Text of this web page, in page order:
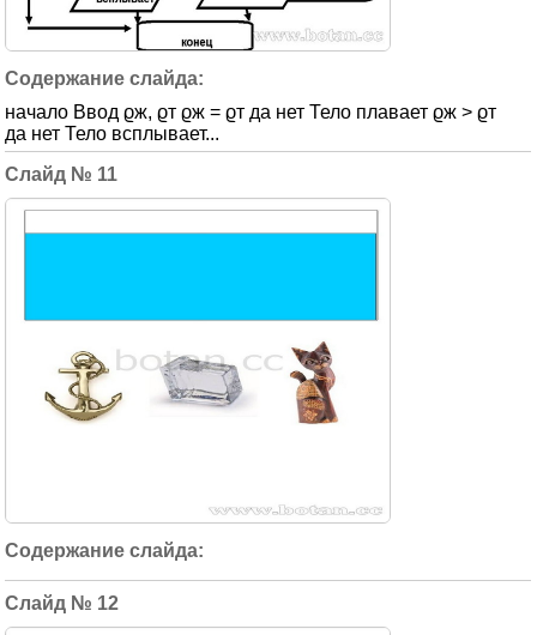
начало Ввод ϱж, ϱт ϱж = ϱт да нет Тело плавает ϱж > ϱт
да нет Тело всплывает...
11
12